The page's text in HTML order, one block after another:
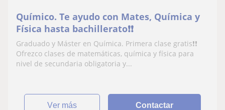
Químico. Te ayudo con Mates, Química y
Física hasta bachillerato❗❗
Graduado y Máster en Química. Primera clase gratis❗❗
Ofrezco clases de matemáticas, química y física para
nivel de secundaria obligatoria y...
ver más Contactar